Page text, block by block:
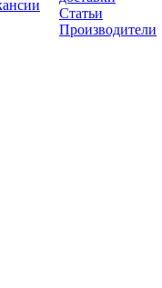
Статьи
Производители